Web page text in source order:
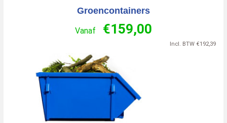
Groencontainers
Vanaf €159,00
Incl. BTW €192,39